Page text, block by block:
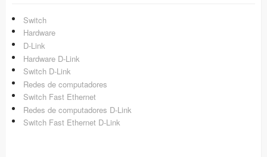
Switch
Hardware
D-Link
Hardware D-Link
Switch D-Link
Redes de computadores
Switch Fast Ethernet
Redes de computadores D-Link
Switch Fast Ethernet D-Link